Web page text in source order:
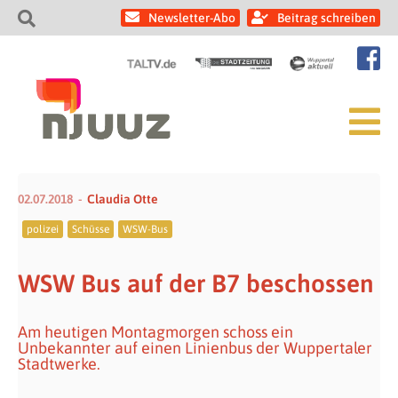
Newsletter-Abo Beitrag schreiben
02.07.2018 Claudia Otte
polizei Schüsse WSW-Bus
WSW Bus auf der B7 beschossen
Am heutigen Montagmorgen schoss ein
Unbekannter auf einen Linienbus der Wuppertaler
Stadtwerke.